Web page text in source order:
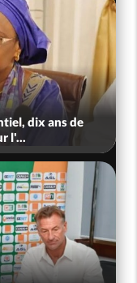
dix ans de
l'...